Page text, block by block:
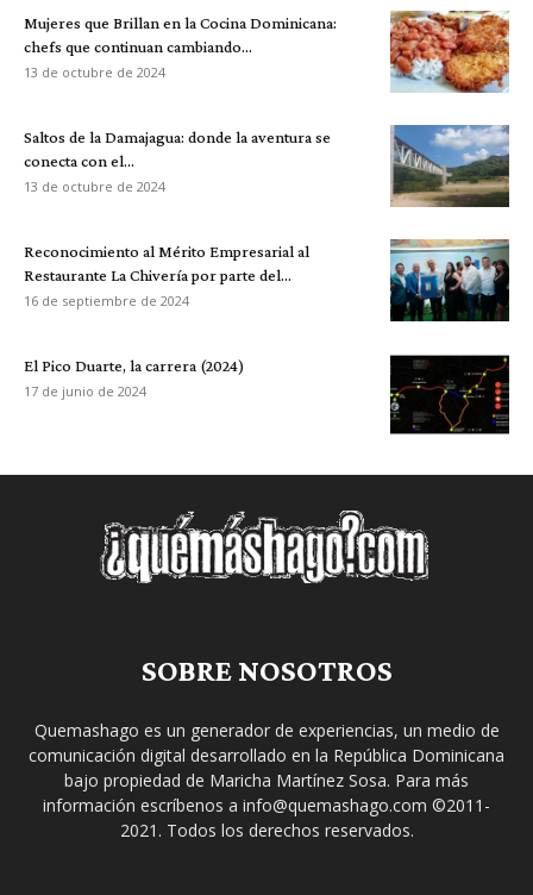
Mujeres que Brillan en la Cocina Dominicana:
chefs que continuan cambiando...
13 de octubre de 2024
Saltos de la Damajagua: donde la aventura se
conecta con el...
13 de octubre de 2024
Reconocimiento al Mérito Empresarial al
Restaurante La Chivería por parte del...
16 de septiembre de 2024
El Pico Duarte, la carrera (2024)
17 de junio de 2024
SOBRE NOSOTROS
Quemashago es un generador de experiencias, un medio de
comunicación digital desarrollado en la República Dominicana
bajo propiedad de Maricha Martínez Sosa. Para más
información escríbenos a info@quemashago.com ©2011-
2021. Todos los derechos reservados.